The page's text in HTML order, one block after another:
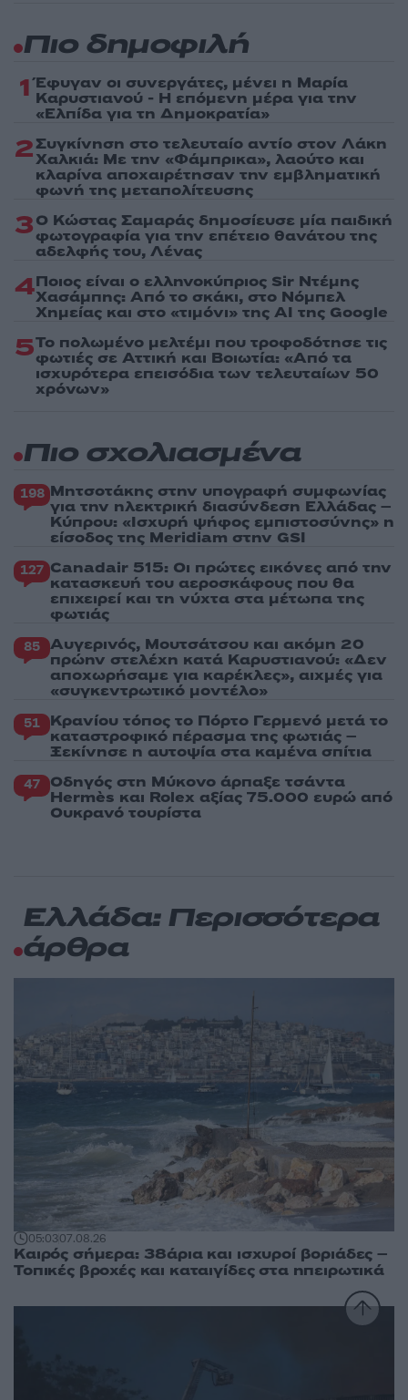
Πιο δημοφιλή
1 Έφυγαν οι συνεργάτες, μένει η Μαρία
Καρυστιανού - Η επόμενη μέρα για την
«Ελπίδα για τη Δημοκρατία»
2Συγκίνηση στο τελευταίο αντίο στον Λάκη
Χαλκιά: Με την «Φάμπρικα», λαούτο και
κλαρίνα αποχαιρέτησαν την εμβληματική
φωνή της μεταπολίτευσης
3Ο Κώστας Σαμαράς δημοσίευσε μία παιδική
φωτογραφία για την επέτειο θανάτου της
αδελφής του, Λένας
4Ποιος είναι ο ελληνοκύπριος Sir Ντέμης
Χασάμπης: Από το σκάκι, στο Νόμπελ
Χημείας και στο «τιμόνι» της AI της Google
5Το πολωμένο μελτέμι που τροφοδότησε τις
φωτιές σε Αττική και Βοιωτία: «Από τα
ισχυρότερα επεισόδια των τελευταίων 50
χρόνων»
Πιο σχολιασμένα
198 Μητσοτάκης στην υπογραφή συμφωνίας
για την ηλεκτρική διασύνδεση Ελλάδας –
Κύπρου: «Ισχυρή ψήφος εμπιστοσύνης» η
είσοδος της Meridiam στην GSI
127 Canadair 515: Οι πρώτες εικόνες από την
κατασκευή του αεροσκάφους που θα
επιχειρεί και τη νύχτα στα μέτωπα της
φωτιάς
85 Αυγερινός, Μουτσάτσου και ακόμη 20
πρώην στελέχη κατά Καρυστιανού: «Δεν
αποχωρήσαμε για καρέκλες», αιχμές για
«συγκεντρωτικό μοντέλο»
51 Κρανίου τόπος το Πόρτο Γερμενό μετά το
καταστροφικό πέρασμα της φωτιάς –
Ξεκίνησε η αυτοψία στα καμένα σπίτια
47 Οδηγός στη Μύκονο άρπαξε τσάντα
Hermès και Rolex αξίας 75.000 ευρώ από
Ουκρανό τουρίστα
Ελλάδα: Περισσότερα
άρθρα
05:0307.08.26
Καιρός σήμερα: 38άρια και ισχυροί βοριάδες –
Τοπικές βροχές και καταιγίδες στα ηπειρωτικά